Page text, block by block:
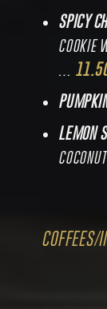
SPICY
COOKIE
…
LEMON
COFFEES/